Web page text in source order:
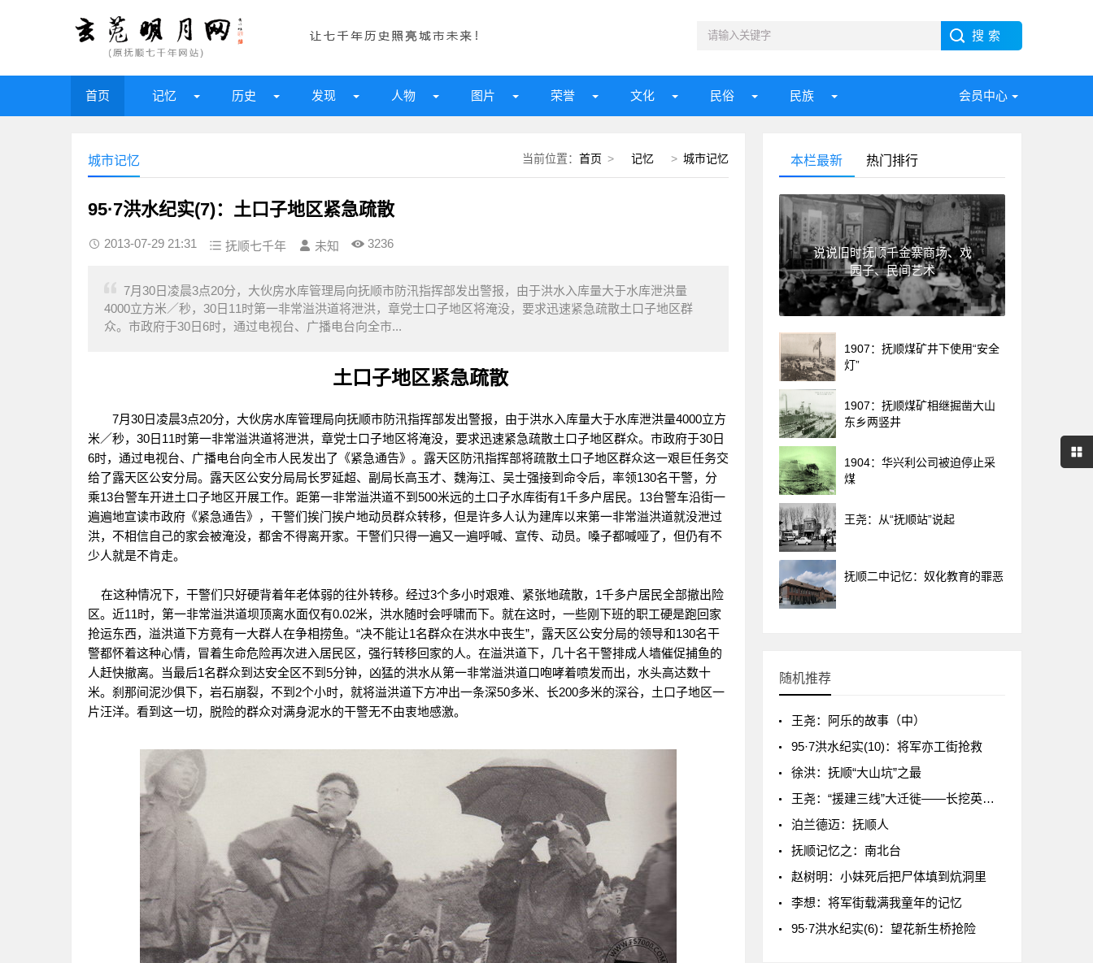
首页 记忆 历史 发现 人物 图片 荣誉 文化 民俗 民族 会员中心
当前位置： 首页 > 记忆 > 城市记忆
城市记忆
95·7洪水纪实(7)：土口子地区紧急疏散
2013-07-29 21:31 抚顺七千年 未知 3236
7月30日凌晨3点20分，大伙房水库管理局向抚顺市防汛指挥部发出警报，由于洪水入库量大于水库泄洪量
4000立方米／秒，30日11时第一非常溢洪道将泄洪，章党士口子地区将淹没，要求迅速紧急疏散土口子地区群
众。市政府于30日6时，通过电视台、广播电台向全市...
土口子地区紧急疏散
7月30日凌晨3点20分，大伙房水库管理局向抚顺市防汛指挥部发出警报，由于洪水入库量大于水库泄洪量4000立方
米／秒，30日11时第一非常溢洪道将泄洪，章党士口子地区将淹没，要求迅速紧急疏散土口子地区群众。市政府于30日
6时，通过电视台、广播电台向全市人民发出了《紧急通告》。露天区防汛指挥部将疏散土口子地区群众这一艰巨任务交
给了露天区公安分局。露天区公安分局局长罗延超、副局长高玉才、魏海江、吴士强接到命令后，率领130名干警，分
乘13台警车开进土口子地区开展工作。距第一非常溢洪道不到500米远的土口子水库街有1千多户居民。13台警车沿街一
遍遍地宣读市政府《紧急通告》，干警们挨门挨户地动员群众转移，但是许多人认为建库以来第一非常溢洪道就没泄过
洪，不相信自己的家会被淹没，都舍不得离开家。干警们只得一遍又一遍呼喊、宣传、动员。嗓子都喊哑了，但仍有不
少人就是不肯走。
在这种情况下，干警们只好硬背着年老体弱的往外转移。经过3个多小时艰难、紧张地疏散，1千多户居民全部撤出险
区。近11时，第一非常溢洪道坝顶离水面仅有0.02米，洪水随时会呼啸而下。就在这时，一些刚下班的职工硬是跑回家
抢运东西，溢洪道下方竟有一大群人在争相捞鱼。“决不能让1名群众在洪水中丧生”，露天区公安分局的领导和130名干
警都怀着这种心情，冒着生命危险再次进入居民区，强行转移回家的人。在溢洪道下，几十名干警排成人墙催促捕鱼的
人赶快撤离。当最后1名群众到达安全区不到5分钟，凶猛的洪水从第一非常溢洪道口咆哮着喷发而出，水头高达数十
米。刹那间泥沙俱下，岩石崩裂，不到2个小时，就将溢洪道下方冲出一条深50多米、长200多米的深谷，土口子地区一
片汪洋。看到这一切，脱险的群众对满身泥水的干警无不由衷地感激。
本栏最新 热门排行
说说旧时抚顺千金寨商场、戏
园子、民间艺术
1907：抚顺煤矿井下使用“安全
灯”
1907：抚顺煤矿相继掘凿大山
东乡两竖井
1904：华兴利公司被迫停止采
煤
王尧：从“抚顺站”说起
抚顺二中记忆：奴化教育的罪恶
随机推荐
王尧：阿乐的故事（中）
95·7洪水纪实(10)：将军亦工街抢救
徐洪：抚顺“大山坑”之最
王尧：“援建三线”大迁徙——长挖英雄史（二）
泊兰德迈：抚顺人
抚顺记忆之：南北台
赵树明：小妹死后把尸体填到炕洞里
李想：将军街载满我童年的记忆
95·7洪水纪实(6)：望花新生桥抢险